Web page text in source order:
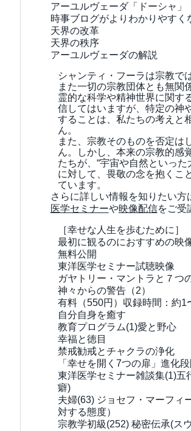
アーユルヴェーダ「ドーシャ」
時事ブログがよりわかりやすく
天界の改革
天界の秩序
アーユルヴェーダの解説
シャンティ・フーラは宗教で
また一切の宗教団体とも無関
霊的な科学や精神世界に関す
信してはいますが、特定の神
することは、私たちの考えと
ん。
また、宗教そのものを否定は
ん。しかし、本来の宗教的感
たちが、“宇宙や自然といった
に対して、畏敬の念を抱くこ
ています。
さらに詳しい情報を知りたい方
医学セミナーや映像配信をご受
［幸せな人生を歩むために］
最初に観るのにおすすめの映
無料公開
東洋医学セミナー試聴映像
ガヤトリー・マントラと７つ
神々からの警告（2）
有料（550円） 収録時間：約1
自分自身を癒す
教育プログラム(1)愛と野心
幸福と徳目
禁戒勧戒とチャクラの浄化
「幸せを開く7つの扉」進化
東洋医学セミナー雑談集(1)五
癖)
夫婦(63) ジョセフ・マーフィ
対する態度）
宗教学初級(252) 秘密伝承(ス